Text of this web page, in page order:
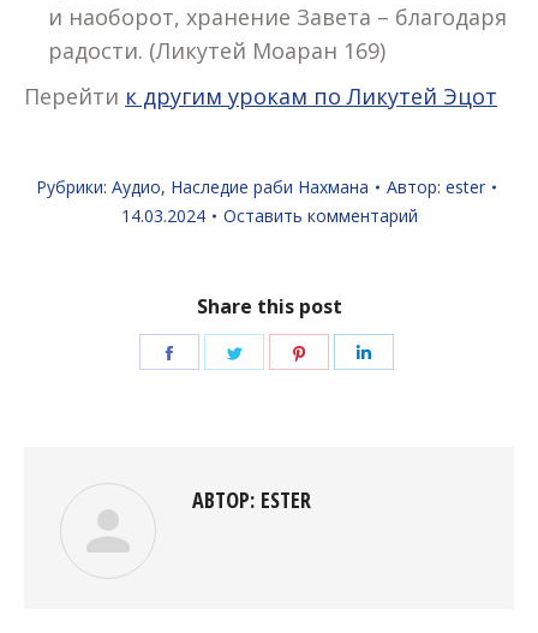
и наоборот, хранение Завета – благодаря
радости. (Ликутей Моаран 169)
Перейти к другим урокам по Ликутей Эцот
Рубрики: Аудио, Наследие раби Нахмана Автор: ester
14.03.2024
Оставить комментарий
Share this post
ПоделитьсяПоделитьсяПоделиться
АВТОР: ESTER